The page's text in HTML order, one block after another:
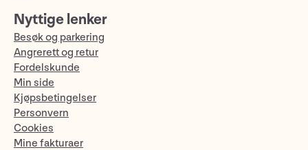
Nyttige lenker
Besøk og parkering
Angrerett og retur
Fordelskunde
Min side
Kjøpsbetingelser
Personvern
Cookies
Mine fakturaer